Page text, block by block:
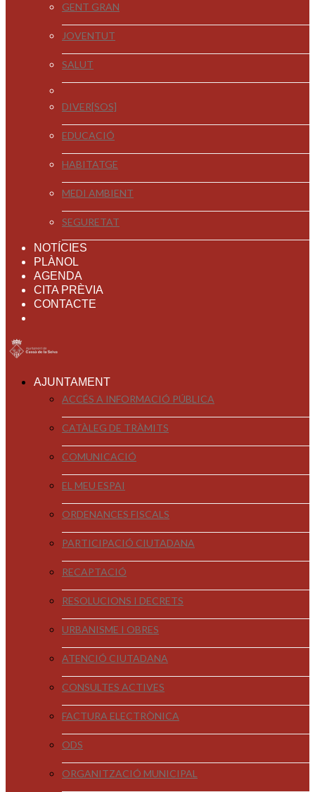
GENT GRAN
JOVENTUT
SALUT
DIVER[SOS]
EDUCACIÓ
HABITATGE
MEDI AMBIENT
SEGURETAT
NOTÍCIES
PLÀNOL
AGENDA
CITA PRÈVIA
CONTACTE
AJUNTAMENT
ACCÉS A INFORMACIÓ PÚBLICA
CATÀLEG DE TRÀMITS
COMUNICACIÓ
EL MEU ESPAI
ORDENANCES FISCALS
PARTICIPACIÓ CIUTADANA
RECAPTACIÓ
RESOLUCIONS I DECRETS
URBANISME I OBRES
ATENCIÓ CIUTADANA
CONSULTES ACTIVES
FACTURA ELECTRÒNICA
ODS
ORGANITZACIÓ MUNICIPAL